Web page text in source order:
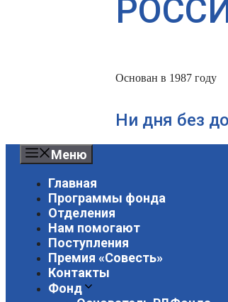
Основан в 1987 году
Ни дня без
Меню
Главная
Программы фонда
Отделения
Нам помогают
Поступления
Премия «Совесть»
Контакты
Фонд